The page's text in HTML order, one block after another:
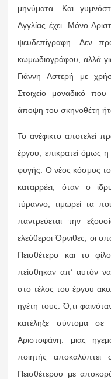
μηνύματα. Και
Αγγλίας έχει. Μόνο
ψευδεπίγραφη. Δεν
κωμωδιογράφου, αλλά
Γιάννη Αστερή με
Στοιχείο μοναδικό
άποψη του σκηνοθέτη
Το ανέφικτο αποτελεί
έργου, επικρατεί όμως
φυγής. Ο νέος κόσμος
καταρρέει, όταν ο
τύραννο, τιμωρεί τα
παντρεύεται την
ελεύθεροι Όρνιθες, οι
Πεισθέτερο και το
πείσθηκαν απ’ αυτόν
στο τέλος του έργου
ηγέτη τους. Ό,τι
κατέληξε σύντομα
Αριστοφάνη: μιας
ποιητής αποκαλύπτει
Πεισθέτερου με